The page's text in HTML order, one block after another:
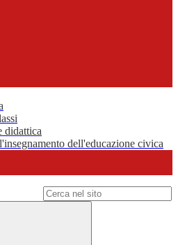
didattica
dell'educazione civica